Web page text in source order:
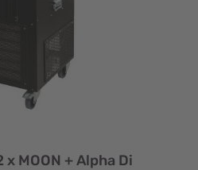
x MOON + Alpha Di